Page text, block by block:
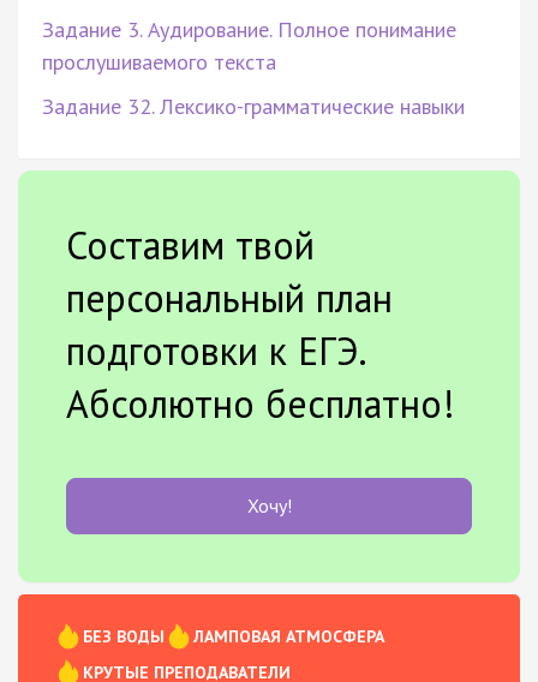
Задание 3. Аудирование. Полное понимание
прослушиваемого текста
Задание 32. Лексико-грамматические навыки
Составим твой
персональный план
подготовки к ЕГЭ.
Абсолютно бесплатно!
Хочу!
БЕЗ ВОДЫ
ЛАМПОВАЯ АТМОСФЕРА
КРУТЫЕ ПРЕПОДАВАТЕЛИ